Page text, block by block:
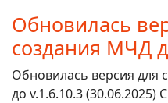
Обновилась
создания МЧД
Обновилась версия для
до v.1.6.10.3 (30.06.2025)